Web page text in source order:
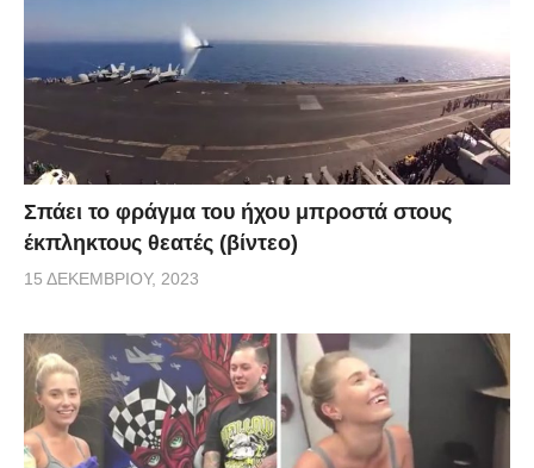
Σπάει το φράγμα του ήχου μπροστά στους
έκπληκτους θεατές (βίντεο)
15 ΔΕΚΕΜΒΡΊΟΥ, 2023